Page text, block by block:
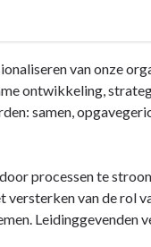
van onze
ontwikkeling,
samen,
processen te
van de rol
Leidinggevenden